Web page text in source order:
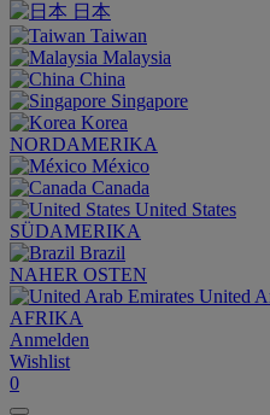
日本
Taiwan
Malaysia
China
Singapore
Korea
NORDAMERIKA
México
Canada
United States
SÜDAMERIKA
Brazil
NAHER OSTEN
United
AFRIKA
Anmelden
Wishlist
0